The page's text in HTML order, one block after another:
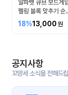
이야
게시
판
그
알파벳 큐브 보드게
펠링 블록 맞추기 순..
18%13,000
공지사항
꼬망세 소식을 전해드